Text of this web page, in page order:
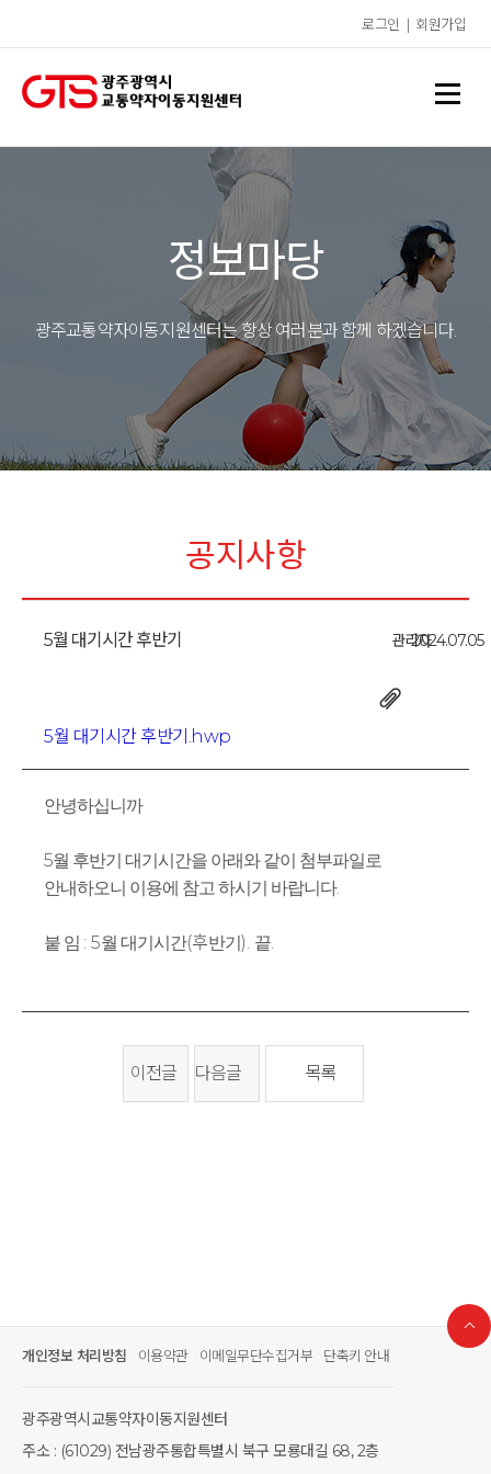
로그인 | 회원가입
정보마당
광주교통약자이동지원센터는 항상 여러분과 함께 하겠습니다.
공지사항
5월 대기시간 후반기 관리자2024.07.05
5월 대기시간 후반기.hwp
안녕하십니까
5월 후반기 대기시간을 아래와 같이 첨부파일로
안내하오니 이용에 참고 하시기 바랍니다.
붙 임 : 5월 대기시간(후반기 ). 끝.
이전글 다음글 목록
개인정보 처리방침 이용약관 이메일무단수집거부 단축키 안내
광주광역시교통약자이동지원센터
주소 : (61029) 전남광주통합특별시 북구 모룡대길 68, 2층